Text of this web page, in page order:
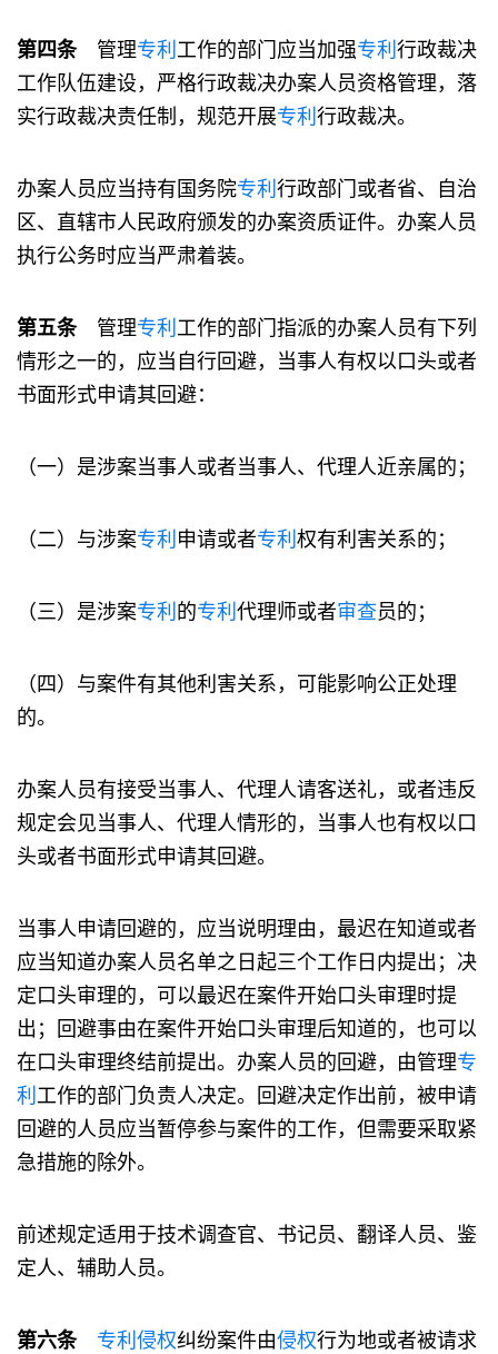
第四条管理专利 工作的部门应当加强专利 行政裁决
工作队伍建设，严格行政裁决办案人员资格管理，落
实行政裁决责任制，规范开展专利 行政裁决。
办案人员应当持有国务院专利 行政部门或者省、自治
区、直辖市人民政府颁发的办案资质证件。办案人员
执行公务时应当严肃着装。
第五条管理专利 工作的部门指派的办案人员有下列
情形之一的，应当自行回避，当事人有权以口头或者
书面形式申请其回避：
（一）是涉案当事人或者当事人、代理人近亲属的；
（二）与涉案专利 申请或者专利 权有利害关系的；
（三）是涉案专利 的专利 代理师或者审查员的；
（四）与案件有其他利害关系，可能影响公正处理
的。
办案人员有接受当事人、代理人请客送礼，或者违反
规定会见当事人、代理人情形的，当事人也有权以口
头或者书面形式申请其回避。
当事人申请回避的，应当说明理由，最迟在知道或者
应当知道办案人员名单之日起三个工作日内提出；决
定口头审理的，可以最迟在案件开始口头审理时提
出；回避事由在案件开始口头审理后知道的，也可以
在口头审理终结前提出。办案人员的回避，由管理专
利 工作的部门负责人决定。回避决定作出前，被申请
回避的人员应当暂停参与案件的工作，但需要采取紧
急措施的除外。
前述规定适用于技术调查官、书记员、翻译人员、鉴
定人、辅助人员。
第六条 专利 侵权纠纷案件由侵权行为地或者被请求